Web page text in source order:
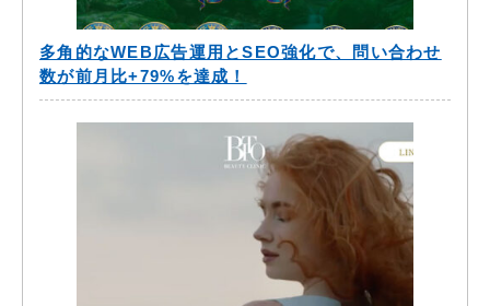
多角的なWEB広告運用とSEO強化で、問い合わせ
数が前月比+79%を達成！